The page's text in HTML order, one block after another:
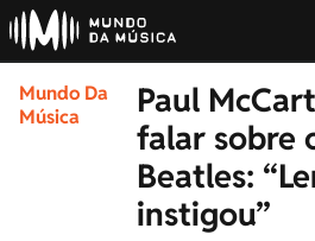
Mundo Da
Música
Paul
falar sobre
Beatles:
instigou”